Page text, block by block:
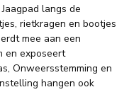
langs de
rietkragen en bootjes
mee aan een
en exposeert
Onweersstemming en
hangen ook